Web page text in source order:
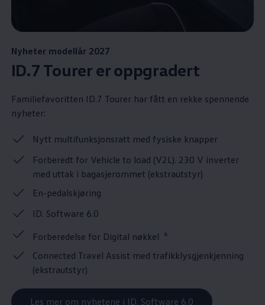
Nyheter modellår 2027
ID.7 Tourer er oppgradert
Familiefavoritten ID.7 Tourer har fått en rekke spennende
nyheter:
Nytt multifunksjonsratt med fysiske knapper
Forberedt for Vehicle to load (V2L). 230 V inverter
med uttak i bagasjerommet (ekstrautstyr)
En-pedalskjøring
ID. Software 6.0
Forberedelse for Digital nøkkel
4
Connected Travel Assist med trafikklysgjenkjenning
(ekstrautstyr)
Les mer om nyhetene i ID. Software 6.0